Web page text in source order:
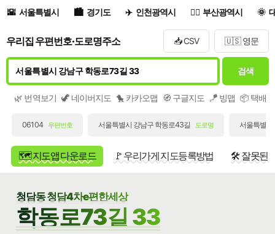
서울특별시 경기도 인천광역시 부산광역시
우리집 우편번호·도로명주소 📥 CSV 🇺🇸 영문
검색
🌿 번역보기 🦖 네이버지도 🐤 카카오맵 🧭 구글지도 🪁 빙맵 📦 택배/
06104 우편번호 서울특별시 강남구 학동로43길 도로명 서울특별
🗺️ 지도앱 다운로드 🚩 우리가게 지도등록방법 🛠️ 잘못된
청담동 청담4차e편한세상
학동로73길 33